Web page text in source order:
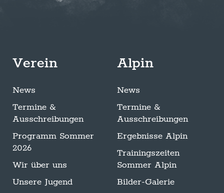
Verein
News
Termine &
Ausschreibungen
Programm Sommer
2026
Wir über uns
Unsere Jugend
Alpin
News
Termine &
Ausschreibungen
Ergebnisse Alpin
Trainingszeiten
Sommer Alpin
Bilder-Galerie